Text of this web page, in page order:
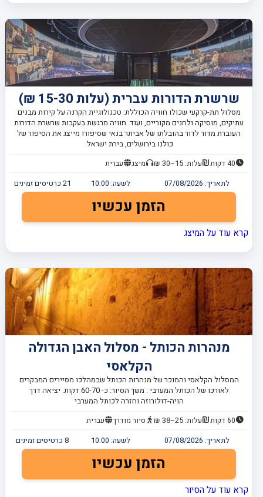
שרשרת הדורות עברית (עלות 15-30 ₪)
מסלול תת-קרקעי שכולו חוויה הכוללת: טכנולוגיית הקרנה על קירות מבנים
עתיקים, מוסיקה ולחנים מקוריים, ועוד. חוויה מרגשת בעקבות שרשרת הדורות
העוברת מדור לדור בהובלתו של אביתר בנאי שסיפורו מייצג את הסיפור של
כולנו בירושלים, בירת ישראל.
40 דקות עלות: 15–30 ₪ מיצג
עברית
לתאריך: 07/08/2026 לשעה: 10:00
21 כרטיסים זמינים
הזמן עכשיו
קרא עוד על המיצג
מנהרות הכותל - מסלול האבן הגדולה
הקלאסי
המסלול הקלאסי והמוכר של מנהרות הכותל שבמהלכו מסיירים המבקרים
לאורכו של הכותל המערבי . משך הסיור: כ- 60-70 דקות. יציאה דרך
הויה-דולורוזה וחזרה לכותל המערבי
60 דקות עלות: 25–38 ₪ סיור מודרך
עברית
לתאריך: 07/08/2026 לשעה: 10:00
8 כרטיסים זמינים
הזמן עכשיו
קרא עוד על הסיור